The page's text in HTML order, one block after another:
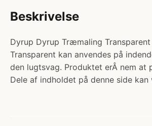
Beskrivelse
Dyrup Dyrup Træmaling
Transparent kan anvendes på
den lugtsvag. Produktet erÂ nem at
Dele af indholdet på denne side